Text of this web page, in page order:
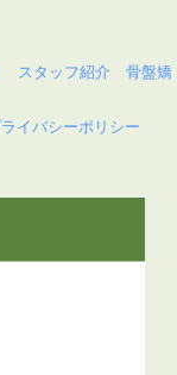
スタッフ紹介
骨盤矯
イバシーポリシー